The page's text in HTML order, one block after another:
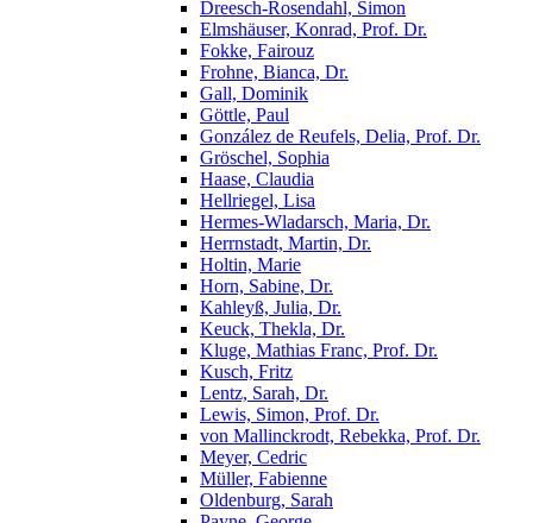
Dreesch-Rosendahl, Simon
Elmshäuser, Konrad, Prof. Dr.
Fokke, Fairouz
Frohne, Bianca, Dr.
Gall, Dominik
Göttle, Paul
González de Reufels, Delia, Prof. Dr.
Gröschel, Sophia
Haase, Claudia
Hellriegel, Lisa
Hermes-Wladarsch, Maria, Dr.
Herrnstadt, Martin, Dr.
Holtin, Marie
Horn, Sabine, Dr.
Kahleyß, Julia, Dr.
Keuck, Thekla, Dr.
Kluge, Mathias Franc, Prof. Dr.
Kusch, Fritz
Lentz, Sarah, Dr.
Lewis, Simon, Prof. Dr.
von Mallinckrodt, Rebekka, Prof. Dr.
Meyer, Cedric
Müller, Fabienne
Oldenburg, Sarah